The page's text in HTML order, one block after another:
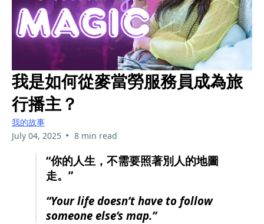
我是如何從麥當勞服務員成為旅
行播主？
我的故事
July 04, 2025 • 8 min read
“你的人生，不需要照著別人的地圖
走。”
“Your life doesn’t have to follow
someone else’s map.”